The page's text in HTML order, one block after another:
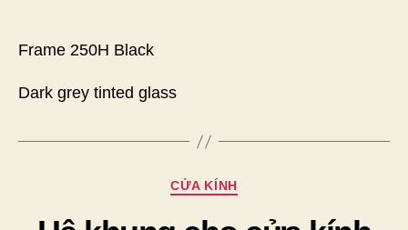
Frame 250H Black
Dark grey tinted glass
Chuyên
CỬA KÍNH